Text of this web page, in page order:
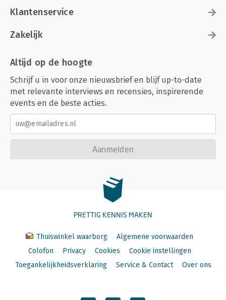
Klantenservice
Zakelijk
Altijd op de hoogte
Schrijf u in voor onze nieuwsbrief en blijf up-to-date
met relevante interviews en recensies, inspirerende
events en de beste acties.
Aanmelden
PRETTIG KENNIS MAKEN
Thuiswinkel waarborg
Algemene voorwaarden
Colofon
Privacy Cookies
Cookie instellingen
Toegankelijkheidsverklaring
Service & Contact Over ons